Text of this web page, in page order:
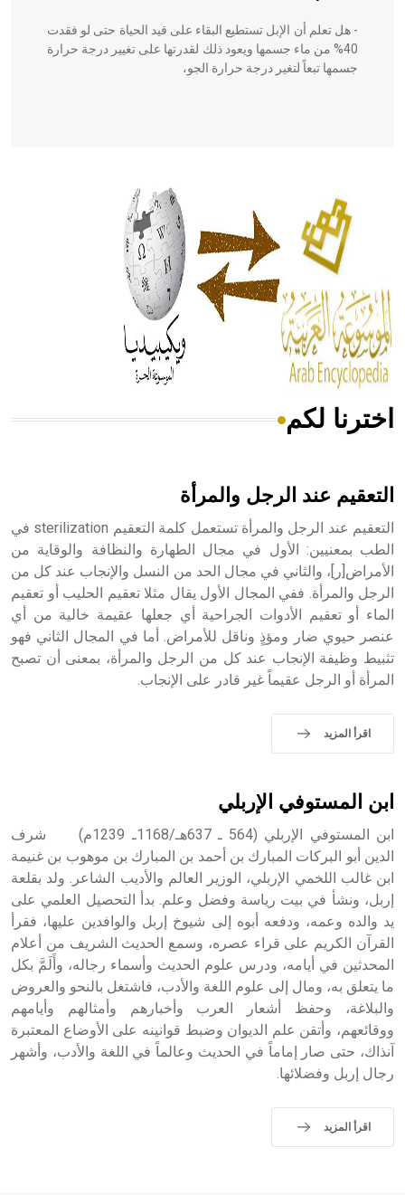
- هل تعلم أن الإبل تستطيع البقاء على قيد الحياة حتى لو فقدت
40% من ماء جسمها ويعود ذلك لقدرتها على تغيير درجة حرارة
جسمها تبعاً لتغير درجة حرارة الجو،
الحكم، الأدلة، تنظيم التغذية، ورسالته في جروح الرأس. ويعود
له الفضل بأنه حرر الطب من الدين والفلسفة.
- هل تعلم أن المرجان إفراز حيواني يتكون في البحر ويتركب
من مادة كربونات الكلسيوم، وهو أحمر أو شديد الحمرة وهو
أجود أنواعه، ويمتاز بكبر الحجم ويسمى الش
هل تعلم أن الأبسيد كلمة فرنسية اللفظ تم اعتمادها مصطلحاً
- هل تعلم أن أبجر Abgar اسم معروف جيداً يعود إلى عدد من
الملوك الذين حكموا مدينة إديسا (الرها) من أبجر الأول وحتى
التاسع، وهم ينتسبون إلى أسرة أوسروين
sign تكتب منفصلة غير متصلة، وتعتمد المبدأ الأكوروفوني،
اخترنا لكم
التعقيم عند الرجل والمرأة
التعقيم عند الرجل والمرأة تستعمل كلمة التعقيم sterilization في
الطب بمعنيين: الأول في مجال الطهارة والنظافة والوقاية من
الأمراض[ر]، والثاني في مجال الحد من النسل والإنجاب عند كل من
الرجل والمرأة. ففي المجال الأول يقال مثلا تعقيم الحليب أو تعقيم
الماء أو تعقيم الأدوات الجراحية أي جعلها عقيمة خالية من أي
عنصر حيوي ضار ومؤذٍ وناقل للأمراض. أما في المجال الثاني فهو
تثبيط وظيفة الإنجاب عند كل من الرجل والمرأة، بمعنى أن تصبح
المرأة أو الرجل عقيماً غير قادر على الإنجاب.
اقرأ المزيد
ابن المستوفي الإربلي
ابن المستوفي الإربلي (564 ـ 637هـ/1168ـ 1239م) شرف
الدين أبو البركات المبارك بن أحمد بن المبارك بن موهوب بن غنيمة
ابن غالب اللخمي الإربلي، الوزير العالم والأديب الشاعر. ولد بقلعة
إربل، ونشأ في بيت رياسة وفضل وعلم. بدأ التحصيل العلمي على
يد والده وعمه، ودفعه أبوه إلى شيوخ إربل والوافدين عليها، فقرأ
القرآن الكريم على قراء عصره، وسمع الحديث الشريف من أعلام
المحدثين في أيامه، ودرس علوم الحديث وأسماء رجاله، وأَلَمَّ بكل
ما يتعلق به، ومال إلى علوم اللغة والأدب، فاشتغل بالنحو والعروض
والبلاغة، وحفظ أشعار العرب وأخبارهم وأمثالهم وأيامهم
ووقائعهم، وأتقن علم الديوان وضبط قوانينه على الأوضاع المعتبرة
آنذاك، حتى صار إماماً في الحديث وعالماً في اللغة والأدب، وأشهر
رجال إربل وفضلائها.
اقرأ المزيد